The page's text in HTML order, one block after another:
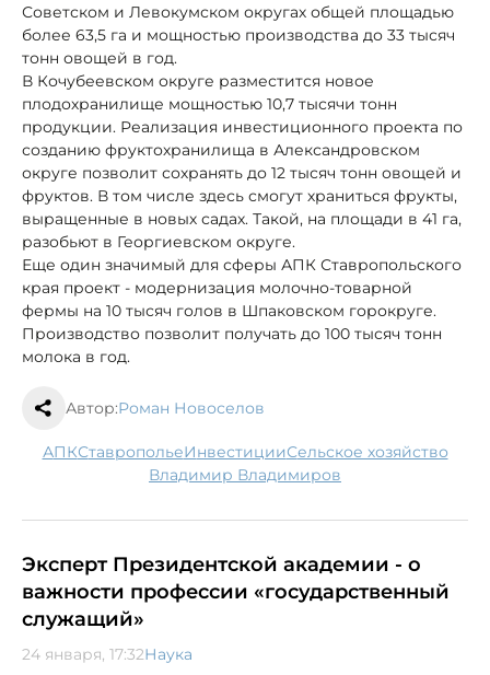
Советском и Левокумском округах общей площадью
более 63,5 га и мощностью производства до 33 тысяч
тонн овощей в год.
В Кочубеевском округе разместится новое
плодохранилище мощностью 10,7 тысячи тонн
продукции. Реализация инвестиционного проекта по
созданию фруктохранилища в Александровском
округе позволит сохранять до 12 тысяч тонн овощей и
фруктов. В том числе здесь смогут храниться фрукты,
выращенные в новых садах. Такой, на площади в 41 га,
разобьют в Георгиевском округе.
Еще один значимый для сферы АПК Ставропольского
края проект - модернизация молочно-товарной
фермы на 10 тысяч голов в Шпаковском горокруге.
Производство позволит получать до 100 тысяч тонн
молока в год.
Автор:Роман Новоселов
АПК Ставрополье инвестиции сельское хозяйство
Владимир Владимиров
Эксперт Президентской академии - о
важности профессии «государственный
служащий»
24 января, 17:32Наука